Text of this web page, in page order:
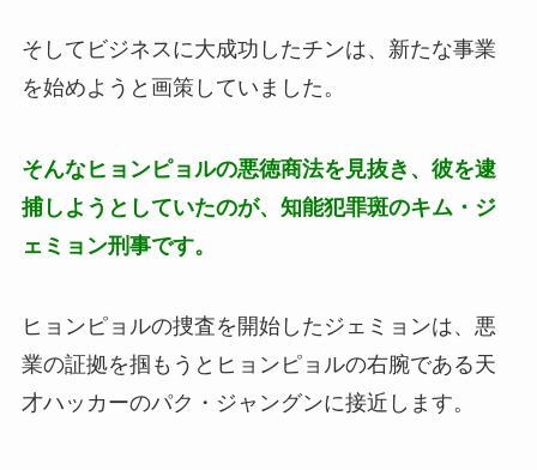
そしてビジネスに大成功したチンは、新たな事業
を始めようと画策していました。
そんなヒョンピョルの悪徳商法を見抜き、彼を逮
捕しようとしていたのが、知能犯罪斑のキム・ジ
ェミョン刑事です。
ヒョンピョルの捜査を開始したジェミョンは、悪
業の証拠を掴もうとヒョンピョルの右腕である天
才ハッカーのパク・ジャングンに接近します。